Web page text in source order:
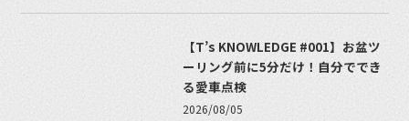
【T’s KNOWLEDGE #001】お盆ツ
ーリング前に5分だけ！自分ででき
る愛車点検
2026/08/05